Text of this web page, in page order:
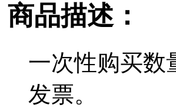
商品描述：
一次性购买数
发票。